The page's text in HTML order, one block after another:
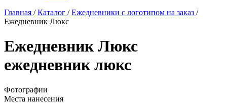
Главная / Каталог / Ежедневники с логотипом на заказ /
Ежедневник Люкс
Ежедневник Люкс
ежедневник люкс
Фотографии
Места нанесения